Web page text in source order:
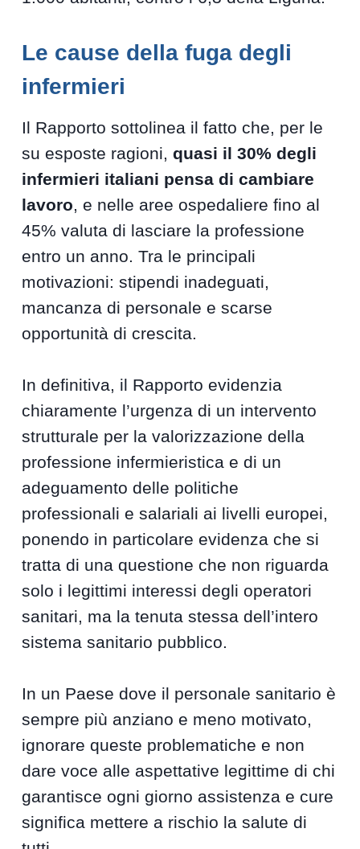
Le cause della fuga degli
infermieri
Il Rapporto sottolinea il fatto che, per le
su esposte ragioni,quasi il 30% degli
infermieri italiani pensa di cambiare
lavoro , e nelle aree ospedaliere fino al
45% valuta di lasciare la professione
entro un anno. Tra le principali
motivazioni: stipendi inadeguati,
mancanza di personale e scarse
opportunità di crescita.
In definitiva, il Rapporto evidenzia
chiaramente l’urgenza di un intervento
strutturale per la valorizzazione della
professione infermieristica e di un
adeguamento delle politiche
professionali e salariali ai livelli europei,
ponendo in particolare evidenza che si
tratta di una questione che non riguarda
solo i legittimi interessi degli operatori
sanitari, ma la tenuta stessa dell’intero
sistema sanitario pubblico.
In un Paese dove il personale sanitario è
sempre più anziano e meno motivato,
ignorare queste problematiche e non
dare voce alle aspettative legittime di chi
garantisce ogni giorno assistenza e cure
significa mettere a rischio la salute di